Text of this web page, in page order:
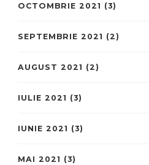
OCTOMBRIE 2021 (3)
SEPTEMBRIE 2021 (2)
AUGUST 2021 (2)
IULIE 2021 (3)
IUNIE 2021 (3)
MAI 2021 (3)